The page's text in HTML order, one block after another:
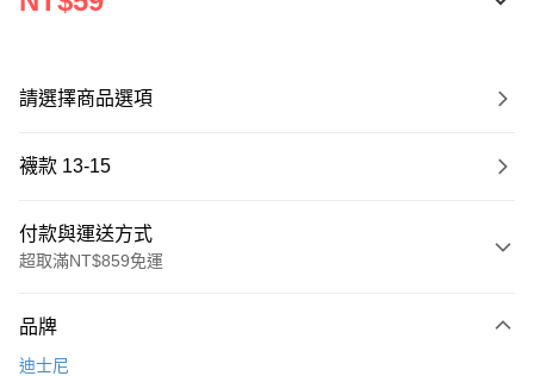
請選擇商品選項
襪款 13-15
付款與運送方式
超取滿NT$859免運
信用卡一次付款
品牌
迪士尼